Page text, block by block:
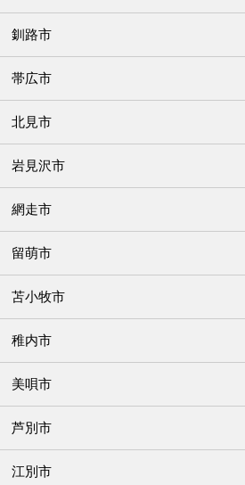
釧路市
帯広市
北見市
岩見沢市
網走市
留萌市
苫小牧市
稚内市
美唄市
芦別市
江別市